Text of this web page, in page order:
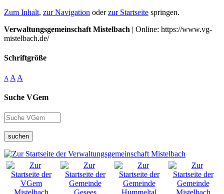
Zum Inhalt, zur Navigation oderzur Startseite springen.
Verwaltungsgemeinschaft Mistelbach | Online: https://www.vg-
mistelbach.de/
Schriftgröße
A A A
Suche VGem
suchen